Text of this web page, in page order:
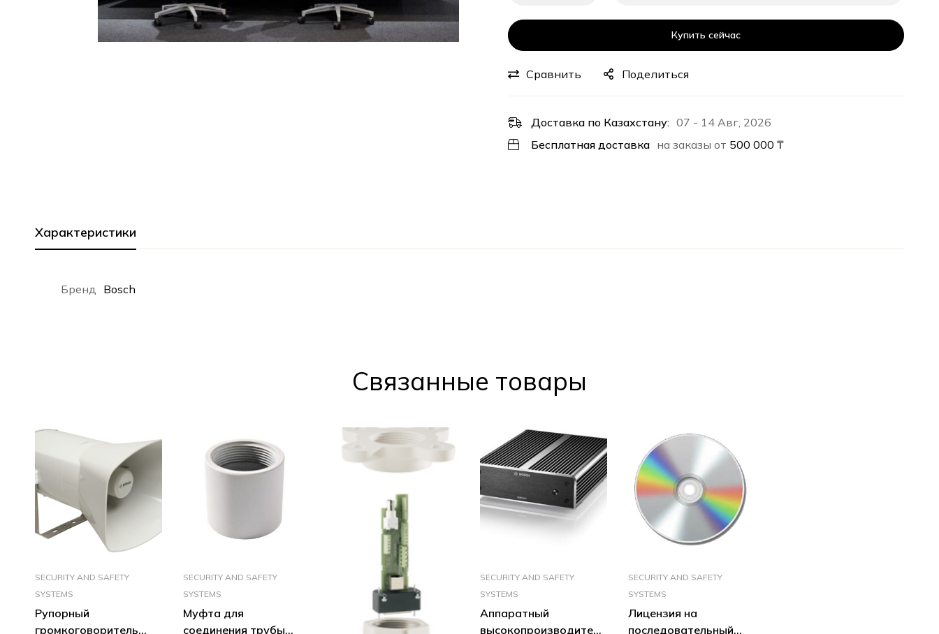
Купить сейчас
Сравнить Поделиться
Доставка по Казахстану: 07 - 14 Авг, 2026
Бесплатная доставка на заказы от 500 000 ₸
Характеристики
Бренд Bosch
Cвязанные товары
SECURITY AND SAFETY
SYSTEMS
Рупорный
громкоговоритель
SECURITY AND SAFETY
SYSTEMS
Муфта для
соединения трубы
SECURITY AND SAFETY
SYSTEMS
Аппаратный
высокопроизводительный
SECURITY AND SAFETY
SYSTEMS
Лицензия на
последовательный